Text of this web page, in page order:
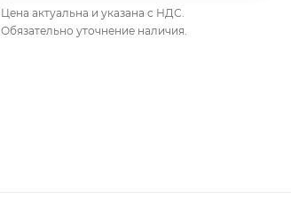
Цена актуальна и указана с НДС.
Обязательно уточнение наличия.